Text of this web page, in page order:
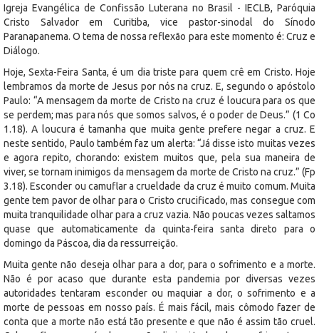
Igreja Evangélica de Confissão Luterana no Brasil - IECLB, Paróquia
Cristo Salvador em Curitiba, vice pastor-sinodal do Sínodo
Paranapanema. O tema de nossa reflexão para este momento é: Cruz e
Diálogo.
Hoje, Sexta-Feira Santa, é um dia triste para quem crê em Cristo. Hoje
lembramos da morte de Jesus por nós na cruz. E, segundo o apóstolo
Paulo: “A mensagem da morte de Cristo na cruz é loucura para os que
se perdem; mas para nós que somos salvos, é o poder de Deus.” (1 Co
1.18). A loucura é tamanha que muita gente prefere negar a cruz. E
neste sentido, Paulo também faz um alerta: “Já disse isto muitas vezes
e agora repito, chorando: existem muitos que, pela sua maneira de
viver, se tornam inimigos da mensagem da morte de Cristo na cruz.” (Fp
3.18). Esconder ou camuflar a crueldade da cruz é muito comum. Muita
gente tem pavor de olhar para o Cristo crucificado, mas consegue com
muita tranquilidade olhar para a cruz vazia. Não poucas vezes saltamos
quase que automaticamente da quinta-feira santa direto para o
domingo da Páscoa, dia da ressurreição.
Muita gente não deseja olhar para a dor, para o sofrimento e a morte.
Não é por acaso que durante esta pandemia por diversas vezes
autoridades tentaram esconder ou maquiar a dor, o sofrimento e a
morte de pessoas em nosso país. É mais fácil, mais cômodo fazer de
conta que a morte não está tão presente e que não é assim tão cruel.